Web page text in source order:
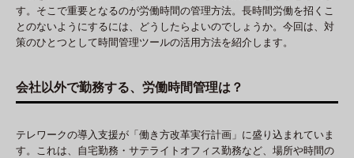
す。そこで重要となるのが労働時間の管理方法。長時間労働を招くこ
とのないようにするには、どうしたらよいのでしょうか。今回は、対
策のひとつとして時間管理ツールの活用方法を紹介します。
会社以外で勤務する、労働時間管理は？
テレワークの導入支援が「働き方改革実行計画」に盛り込まれていま
す。これは、自宅勤務・サテライトオフィス勤務など、場所や時間の